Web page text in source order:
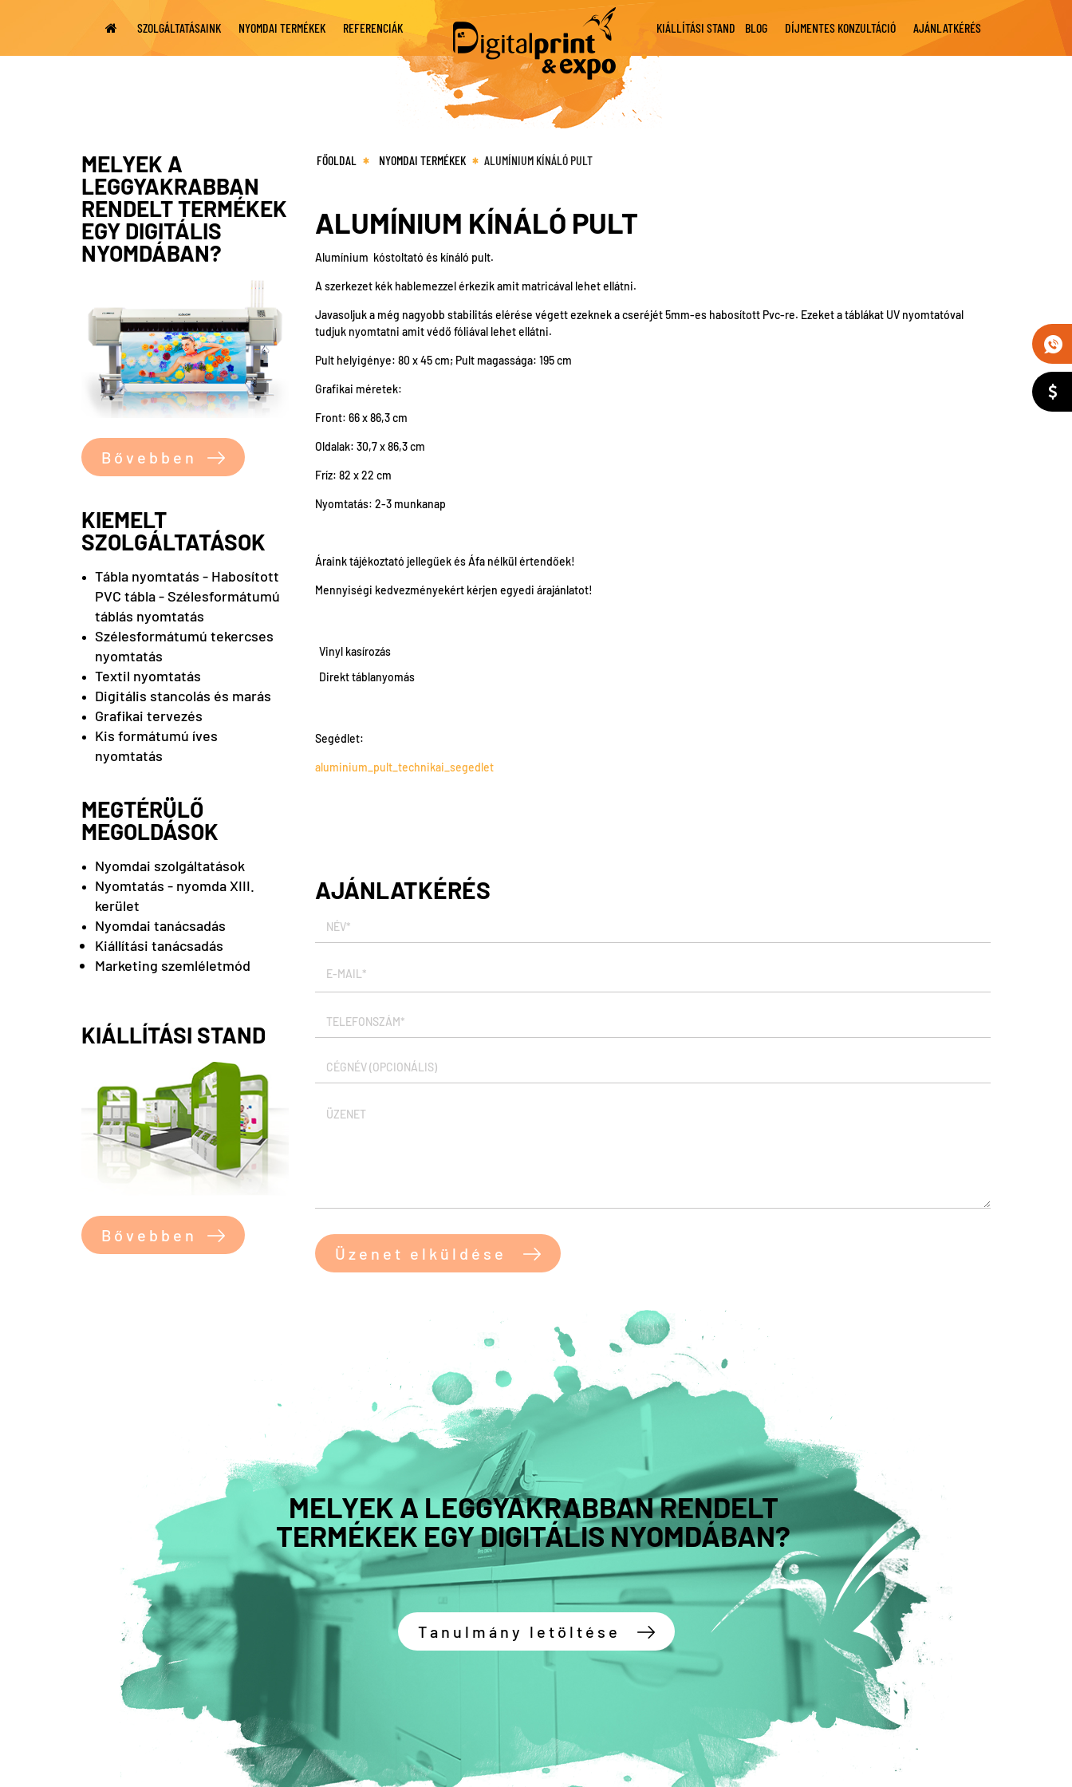
SZOLGÁLTATÁSAINK NYOMDAI TERMÉKEK REFERENCIÁK KIÁLLÍTÁSI STAND BLOG DÍJMENTES KONZULTÁCIÓ AJÁNLATKÉRÉS
FŐOLDAL NYOMDAI TERMÉKEK ALUMÍNIUM KÍNÁLÓ PULT
MELYEK A
LEGGYAKRABBAN
RENDELT TERMÉKEK
EGY DIGITÁLIS
NYOMDÁBAN?
Bővebben
KIEMELT
SZOLGÁLTATÁSOK
Tábla nyomtatás - Habosított
PVC tábla - Szélesformátumú
táblás nyomtatás
Szélesformátumú tekercses
nyomtatás
Textil nyomtatás
Digitális stancolás és marás
Grafikai tervezés
Kis formátumú íves
nyomtatás
MEGTÉRÜLŐ
MEGOLDÁSOK
Nyomdai szolgáltatások
Nyomtatás - nyomda XIII.
kerület
Nyomdai tanácsadás
Kiállítási tanácsadás
Marketing szemléletmód
KIÁLLÍTÁSI STAND
Bővebben
ALUMÍNIUM KÍNÁLÓ PULT
Alumínium kóstoltató és kínáló pult.
A szerkezet kék hablemezzel érkezik amit matricával lehet ellátni.
Javasoljuk a még nagyobb stabilitás elérése végett ezeknek a cseréjét 5mm-es habosított Pvc-re. Ezeket a táblákat UV nyomtatóval
tudjuk nyomtatni amit védő fóliával lehet ellátni.
Pult helyigénye: 80 x 45 cm; Pult magassága: 195 cm
Grafikai méretek:
Front: 66 x 86,3 cm
Oldalak: 30,7 x 86,3 cm
Fríz: 82 x 22 cm
Nyomtatás: 2-3 munkanap
Áraink tájékoztató jellegűek és Áfa nélkül értendőek!
Mennyiségi kedvezményekért kérjen egyedi árajánlatot!
Vinyl kasírozás
Direkt táblanyomás
Segédlet:
aluminium_pult_technikai_segedlet
AJÁNLATKÉRÉS
Üzenet elküldése
MELYEK A LEGGYAKRABBAN RENDELT
TERMÉKEK EGY DIGITÁLIS NYOMDÁBAN?
Tanulmány letöltése